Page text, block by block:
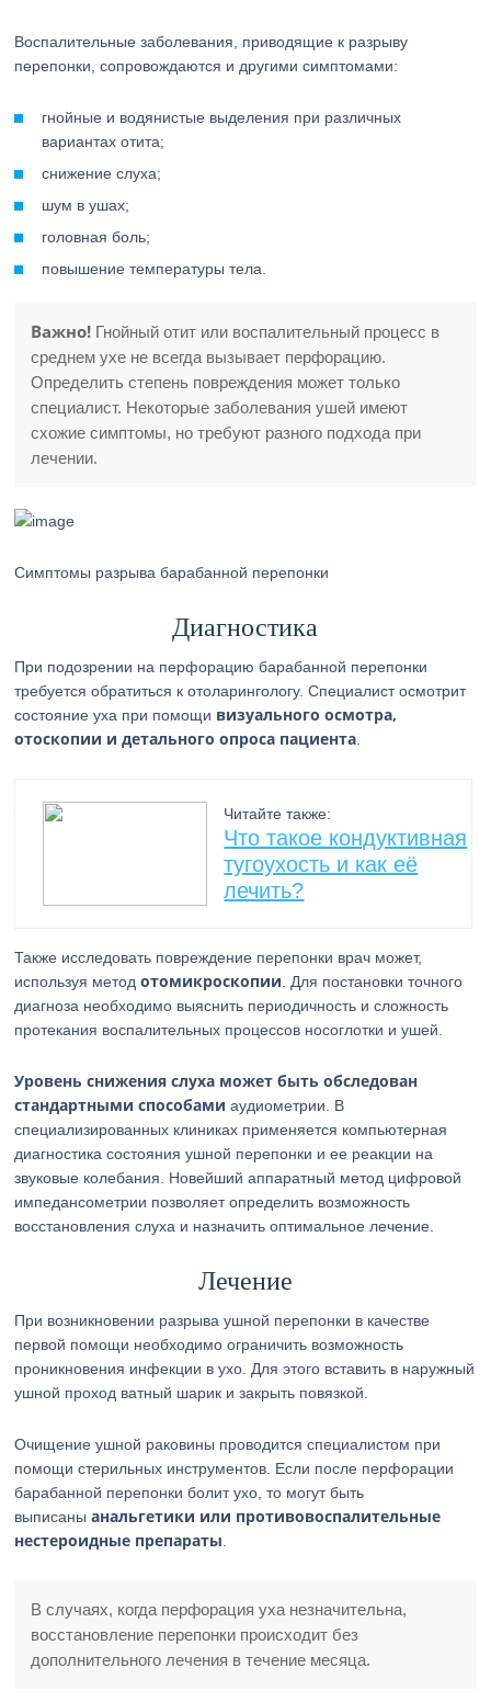
Воспалительные заболевания, приводящие к разрыву
перепонки, сопровождаются и другими симптомами:
гнойные и водянистые выделения при различных
вариантах отита;
снижение слуха;
шум в ушах;
головная боль;
повышение температуры тела.
Важно! Гнойный отит или воспалительный процесс в
среднем ухе не всегда вызывает перфорацию.
Определить степень повреждения может только
специалист. Некоторые заболевания ушей имеют
схожие симптомы, но требуют разного подхода при
лечении.
Симптомы разрыва барабанной перепонки
Диагностика
При подозрении на перфорацию барабанной перепонки
требуется обратиться к отоларингологу. Специалист осмотрит
состояние уха при помощи визуального осмотра,
отоскопии и детального опроса пациента
Читайте также:
Что такое кондуктивная
тугоухость и как её
лечить?
Также исследовать повреждение перепонки врач может,
используя методотомикроскопии . Для постановки точного
диагноза необходимо выяснить периодичность и сложность
протекания воспалительных процессов носоглотки и ушей.
Уровень снижения слуха может быть обследован
стандартными способами аудиометрии. В
специализированных клиниках применяется компьютерная
диагностика состояния ушной перепонки и ее реакции на
звуковые колебания. Новейший аппаратный метод цифровой
импедансометрии позволяет определить возможность
восстановления слуха и назначить оптимальное лечение.
Лечение
При возникновении разрыва ушной перепонки в качестве
первой помощи необходимо ограничить возможность
проникновения инфекции в ухо. Для этого вставить в наружный
ушной проход ватный шарик и закрыть повязкой.
Очищение ушной раковины проводится специалистом при
помощи стерильных инструментов. Если после перфорации
барабанной перепонки болит ухо, то могут быть
выписаныанальгетики или противовоспалительные
нестероидные препараты
В случаях, когда перфорация уха незначительна,
восстановление перепонки происходит без
дополнительного лечения в течение месяца.